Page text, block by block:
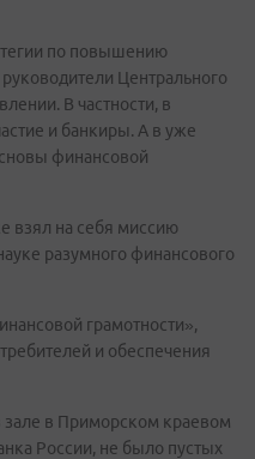
по повышению
Центрального
В частности, в
и банкиры. А в уже
финансовой
взял на себя миссию
разумного финансового
грамотности»,
и обеспечения
зале в Приморском краевом
России, не было пустых